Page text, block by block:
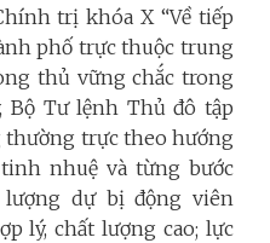
trị khóa X “Về tiếp
phố trực thuộc trung
thủ vững chắc trong
Bộ Tư lệnh Thủ đô tập
trực theo hướng
tinh nhuệ và từng bước
lượng dự bị động viên
lý, chất lượng cao; lực